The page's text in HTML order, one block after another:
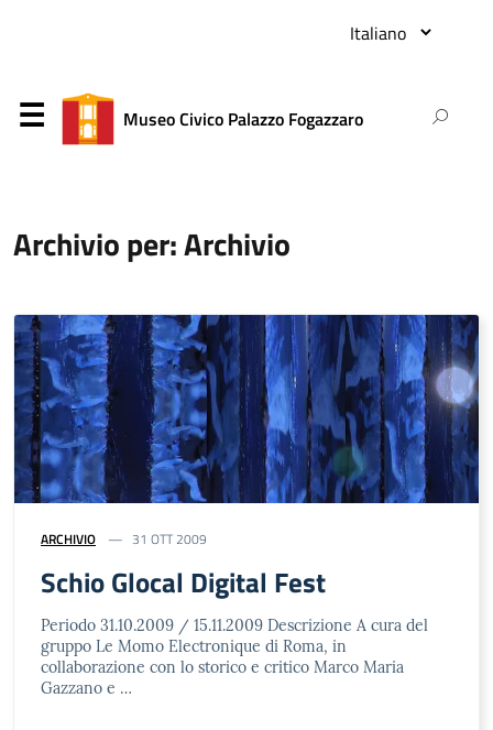
Museo Civico Palazzo Fogazzaro
Archivio per: Archivio
ARCHIVIO 31 OTT 2009
Schio Glocal Digital Fest
Periodo 31.10.2009 / 15.11.2009 Descrizione A cura del
gruppo Le Momo Electronique di Roma, in
collaborazione con lo storico e critico Marco Maria
Gazzano e …